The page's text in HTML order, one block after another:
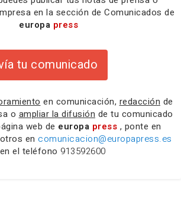
en la sección de Comunicados de
europa press
tu comunicado
en comunicación, redacción de
o ampliar la difusión de tu comunicado
web de europa press , ponte en
en comunicacion@europapress.es
el teléfono 913592600